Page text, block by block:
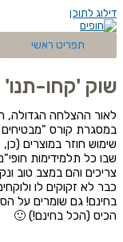
דילוג לתוכן
תפריט ראשי
שוק 'קחו-תנו'
לאור ההצלחה הגדולה,
במסגרת קורס "מבטיחים
שימוש חוזר במוצרים
שבו כל תלמידימות
צריכים והם במצב טוב
כבר לא זקוקים לו
בחינם! גם שומרים על
הכיס (הכל בחינם!) 🙂